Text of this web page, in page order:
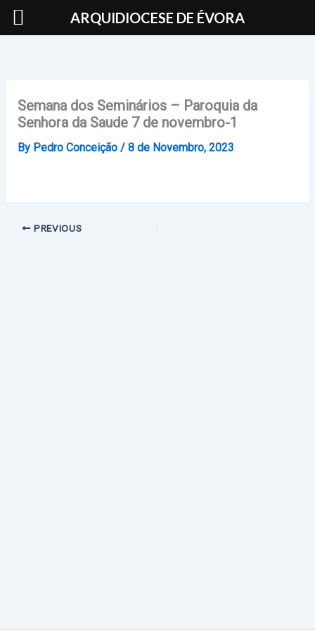
Skip
Semana dos Seminários – Paroquia da
Senhora da Saude 7 de novembro-1
By Pedro Conceição / 8 de Novembro, 2023
PREVIOUS
ARQUIDIOCESE DE ÉVORA